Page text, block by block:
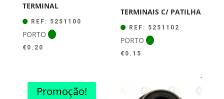
TERMINAL
REF: 5251100
PORTO
€ 0.20
TERMINAIS C/ PATILHA
REF: 5251102
PORTO
€ 0.15
Promoção!